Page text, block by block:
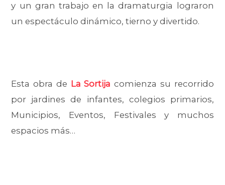
y un gran trabajo en la dramaturgia lograron
un espectáculo dinámico, tierno y divertido.
Esta obra de La Sortija comienza su recorrido
por jardines de infantes, colegios primarios,
Municipios, Eventos, Festivales y muchos
espacios más…